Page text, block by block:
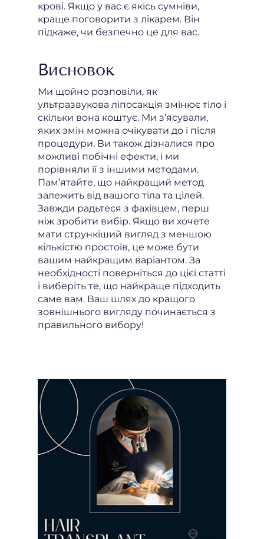
крові. Якщо у вас є якісь сумніви,
краще поговорити з лікарем. Він
підкаже, чи безпечно це для вас.
Висновок
Ми щойно розповіли, як
ультразвукова ліпосакція змінює тіло і
скільки вона коштує. Ми з’ясували,
яких змін можна очікувати до і після
процедури. Ви також дізналися про
можливі побічні ефекти, і ми
порівняли її з іншими методами.
Пам’ятайте, що найкращий метод
залежить від вашого тіла та цілей.
Завжди радьтеся з фахівцем, перш
ніж зробити вибір. Якщо ви хочете
мати стрункіший вигляд з меншою
кількістю простоїв, це може бути
вашим найкращим варіантом. За
необхідності поверніться до цієї статті
і виберіть те, що найкраще підходить
саме вам. Ваш шлях до кращого
зовнішнього вигляду починається з
правильного вибору!